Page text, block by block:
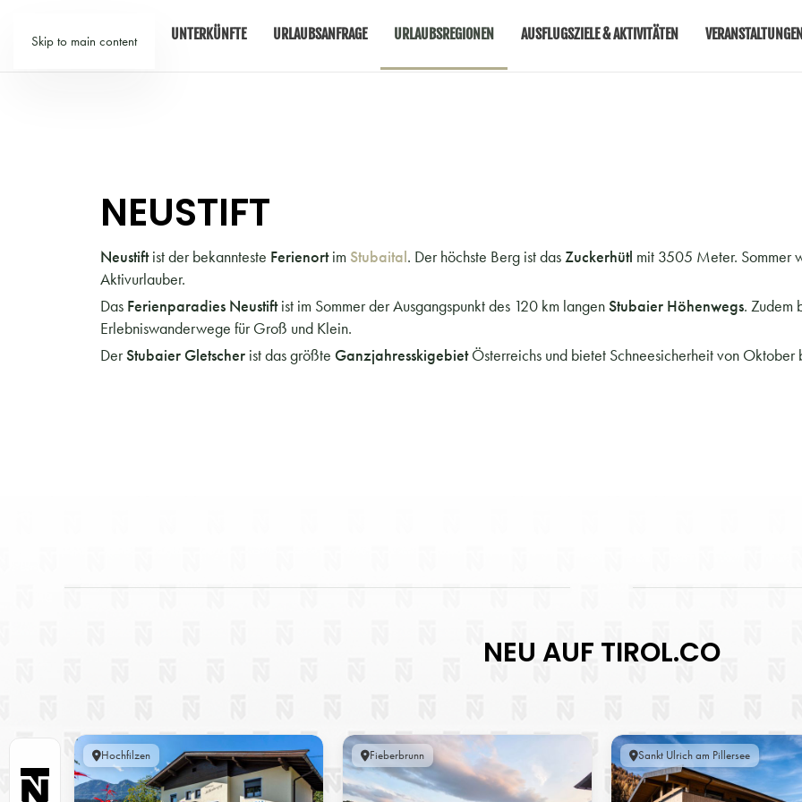
Skip to main content
TIROL UNTERKÜNFTE URLAUBSANFRAGE URLAUBSREGIONEN AUSFLUGSZIELE & AKTIVITÄTEN VERANSTALTUNGEN
NEUSTIFT
Neustiftist der bekannteste Ferienortim Stubaital. Der höchste Berg ist dasZuckerhütl mit 3505 Meter. Sommer
Aktivurlauber.
Das Ferienparadies Neustiftist im Sommer der Ausgangspunkt des 120 km langenStubaier Höhenwegs. Zudem
Erlebniswanderwege für Groß und Klein.
DerStubaier Gletscher ist das größte GanzjahresskigebietÖsterreichs und bietet Schneesicherheit von Oktober
NEU AUF TIROL.CO
Hochfilzen Fieberbrunn Sankt Ulrich am Pillersee